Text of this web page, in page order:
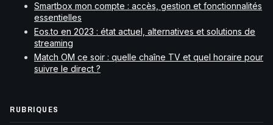
Smartbox mon compte : accès, gestion et fonctionnalités
essentielles
Eos.to en 2023 : état actuel, alternatives et solutions de
streaming
Match OM ce soir : quelle chaîne TV et quel horaire pour
suivre le direct ?
RUBRIQUES